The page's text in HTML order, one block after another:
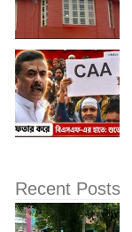
Recent Posts